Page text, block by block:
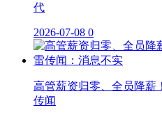
代
2026-07-08 0
高管薪资归零、全员降薪
传闻